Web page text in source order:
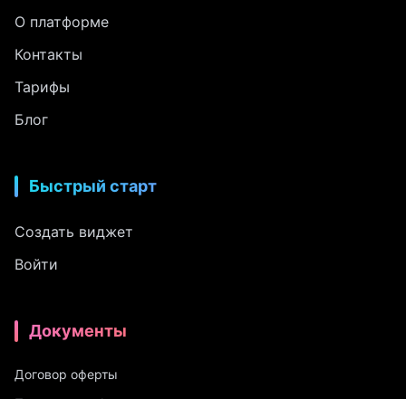
О платформе
Контакты
Тарифы
Блог
Быстрый старт
Создать виджет
Войти
Документы
Договор оферты